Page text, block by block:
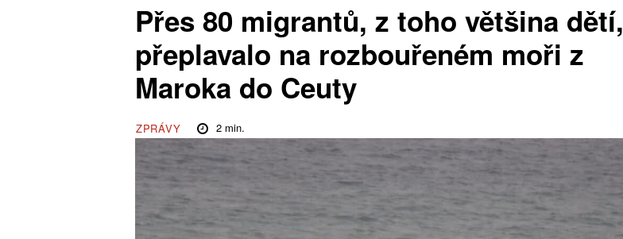
Přes 80 migrantů, z toho většina dětí,
přeplavalo na rozbouřeném moři z
Maroka do Ceuty
ZPRÁVY 2 min.